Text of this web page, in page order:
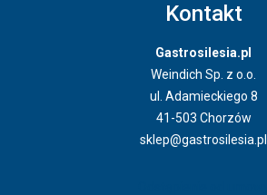
Kontakt
Gastrosilesia.pl
Weindich Sp. z o.o.
ul. Adamieckiego 8
41-503 Chorzów
sklep@gastrosilesia.pl